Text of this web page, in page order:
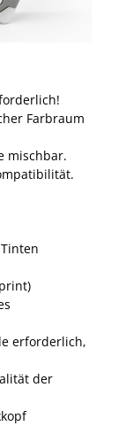
Farbraum
mischbar.
erforderlich,
der